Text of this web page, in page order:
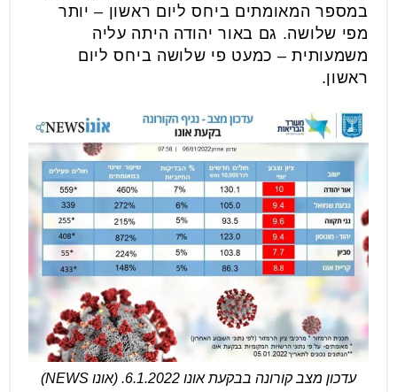
במספר המאומתים ביחס ליום ראשון – יותר
מפי שלושה. גם באור יהודה היתה עליה
משמעותית – כמעט פי שלושה ביחס ליום
ראשון.
עדכון מצב קורונה בבקעת אונו 6.1.2022. (אונו NEWS)